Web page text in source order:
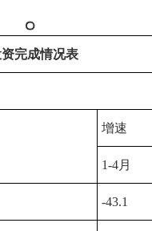
完成情况表
增速
1-4月
-43.1